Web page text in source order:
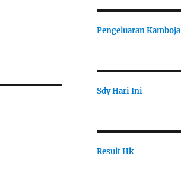
Pengeluaran Kamboja
Sdy Hari Ini
Result Hk